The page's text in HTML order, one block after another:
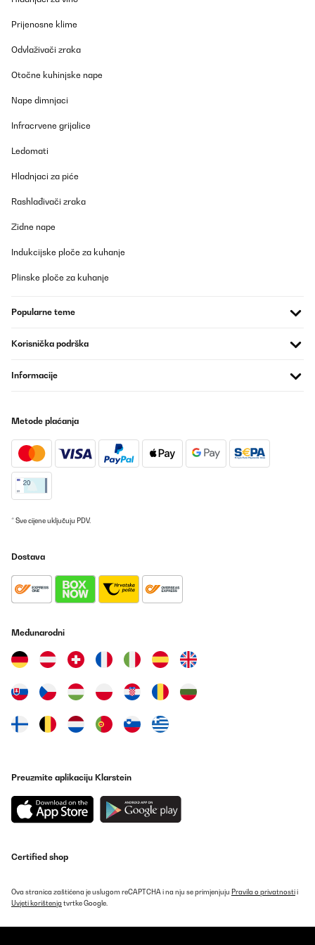
muy rápido, me dieron un rango de fechas y el primer día, ya lo
tamaño más pequeño de 80x45, para colocarlo en un baño
y es de bajo consumo. Justo lo que buscaba, estoy encantada.
Prijenosne klime
Odvlaživači zraka
Otočne kuhinjske nape
Nape dimnjaci
Infracrvene grijalice
Ledomati
Hladnjaci za piće
Rashlađivači zraka
Zidne nape
Indukcijske ploče za kuhanje
Plinske ploče za kuhanje
Popularne teme
Korisnička podrška
Informacije
Metode plaćanja
* Sve cijene uključuju PDV.
Dostava
Međunarodni
Preuzmite aplikaciju Klarstein
Certified shop
Ova stranica zaštićena je uslugom reCAPTCHA i na nju se primjenjuju Pravila o privatnostii
Uvjeti korištenja tvrtke Google.